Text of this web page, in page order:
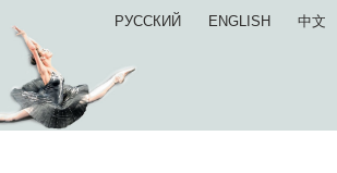
РУССКИЙ ENGLISH 中文